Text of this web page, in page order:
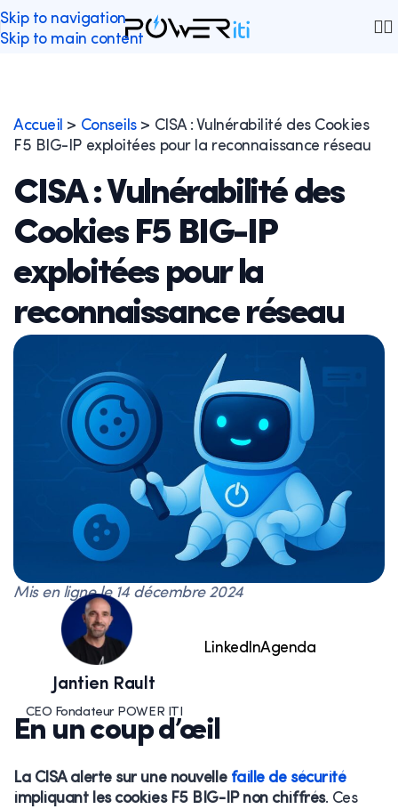
Skip to navigation
Skip to main content
Accueil > Conseils> CISA : Vulnérabilité des Cookies
F5 BIG-IP exploitées pour la reconnaissance réseau
CISA : Vulnérabilité des
Cookies F5 BIG-IP
exploitées pour la
reconnaissance réseau
Mis en ligne le 14 décembre 2024
Jantien Rault
CEO Fondateur POWER ITI
LinkedInAgenda
En un coup d’œil
La CISA alerte sur une nouvelle faille de sécurité
impliquant les cookies F5 BIG-IP non chiffrés. Ces